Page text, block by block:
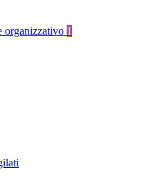
organizzativo 1